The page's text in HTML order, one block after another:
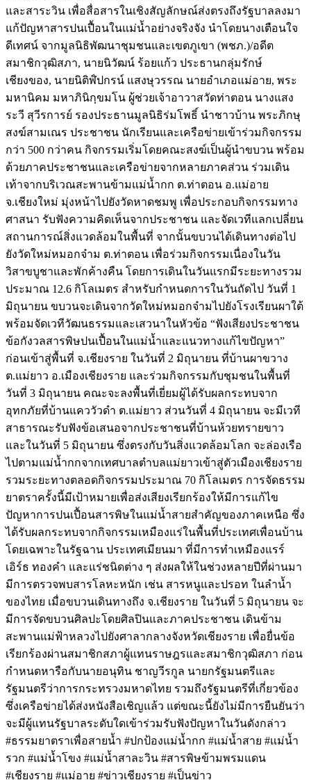
และสาระวิน เพื่อสื่อสารในเชิงสัญลักษณ์ส่งตรงถึงรัฐบาลลงมา
แก้ปัญหาสารปนเปื้อนในแม่น้ำอย่างจริงจัง นำโดยนางเตือนใจ
ดีเทศน์ จากมูลนิธิพัฒนาชุมชนและเขตภูเขา (พชภ.)/อดีต
สมาชิกวุฒิสภา, นายนิวัฒน์ ร้อยแก้ว ประธานกลุ่มรักษ์
เชียงของ, นายนิติฬ์ปกรน์ แสงษุวรรณ นายอำเภอแม่อาย, พระ
มหานิคม มหาภินิกฺขมโน ผู้ช่วยเจ้าอาวาสวัดท่าตอน นางแสง
ระวี สุวีรการย์ รองประธานมูลนิธิร่มโพธิ์ นำชาวบ้าน พระภิกษุ
สงฆ์สามเณร ประชาชน นักเรียนและเครือข่ายเข้าร่วมกิจกรรม
กว่า 500 กว่าคน กิจกรรมเริ่มโดยคณะสงฆ์เป็นผู้นำขบวน พร้อม
ด้วยภาคประชาชนและเครือข่ายจากหลายภาคส่วน ร่วมเดิน
เท้าจากบริเวณสะพานข้ามแม่น้ำกก ต.ท่าตอน อ.แม่อาย
จ.เชียงใหม่ มุ่งหน้าไปยังวัดหาดชมพู เพื่อประกอบกิจกรรมทาง
ศาสนา รับฟังความคิดเห็นจากประชาชน และจัดเวทีแลกเปลี่ยน
สถานการณ์สิ่งแวดล้อมในพื้นที่ จากนั้นขบวนได้เดินทางต่อไป
ยังวัดใหม่หมอกจ๋าม ต.ท่าตอน เพื่อร่วมกิจกรรมเนื่องในวัน
วิสาขบูชาและพักค้างคืน โดยการเดินในวันแรกมีระยะทางรวม
ประมาณ 12.6 กิโลเมตร สำหรับกำหนดการในวันถัดไป วันที่ 1
มิถุนายน ขบวนจะเดินจากวัดใหม่หมอกจ๋ามไปยังโรงเรียนผาใต้
พร้อมจัดเวทีวัฒนธรรมและเสวนาในหัวข้อ “ฟังเสียงประชาชน
ข้อกังวลสารพิษปนเปื้อนในแม่น้ำและแนวทางแก้ไขปัญหา”
ก่อนเข้าสู่พื้นที่ จ.เชียงราย ในวันที่ 2 มิถุนายน ที่บ้านผาขวาง
ต.แม่ยาว อ.เมืองเชียงราย และร่วมกิจกรรมกับชุมชนในพื้นที่
วันที่ 3 มิถุนายน คณะจะลงพื้นที่เยี่ยมผู้ได้รับผลกระทบจาก
อุทกภัยที่บ้านแคววัวดำ ต.แม่ยาว ส่วนวันที่ 4 มิถุนายน จะมีเวที
สาธารณะรับฟังข้อเสนอจากประชาชนที่บ้านห้วยทรายขาว
และในวันที่ 5 มิถุนายน ซึ่งตรงกับวันสิ่งแวดล้อมโลก จะล่องเรือ
ไปตามแม่น้ำกกจากเทศบาลตำบลแม่ยาวเข้าสู่ตัวเมืองเชียงราย
รวมระยะทางตลอดกิจกรรมประมาณ 70 กิโลเมตร การจัดธรรม
ยาตราครั้งนี้มีเป้าหมายเพื่อส่งเสียงเรียกร้องให้มีการแก้ไข
ปัญหาการปนเปื้อนสารพิษในแม่น้ำสายสำคัญของภาคเหนือ ซึ่ง
ได้รับผลกระทบจากกิจกรรมเหมืองแร่ในพื้นที่ประเทศเพื่อนบ้าน
โดยเฉพาะในรัฐฉาน ประเทศเมียนมา ที่มีการทำเหมืองแรร์
เอิร์ธ ทองคำ และแร่ชนิดต่าง ๆ ส่งผลให้ในช่วงหลายปีที่ผ่านมา
มีการตรวจพบสารโลหะหนัก เช่น สารหนูและปรอท ในลำน้ำ
ของไทย เมื่อขบวนเดินทางถึง จ.เชียงราย ในวันที่ 5 มิถุนายน จะ
มีการจัดขบวนศิลปะโดยศิลปินและภาคประชาชน เดินข้าม
สะพานแม่ฟ้าหลวงไปยังศาลากลางจังหวัดเชียงราย เพื่อยื่นข้อ
เรียกร้องผ่านสมาชิกสภาผู้แทนราษฎรและสมาชิกวุฒิสภา ก่อน
กำหนดหารือกับนายอนุทิน ชาญวีรกูล นายกรัฐมนตรีและ
รัฐมนตรีว่าการกระทรวงมหาดไทย รวมถึงรัฐมนตรีที่เกี่ยวข้อง
ซึ่งเครือข่ายได้ส่งหนังสือเชิญแล้ว แต่ขณะนี้ยังไม่มีการยืนยันว่า
จะมีผู้แทนรัฐบาลระดับใดเข้าร่วมรับฟังปัญหาในวันดังกล่าว
#ธรรมยาตราเพื่อสายน้ำ #ปกป้องแม่น้ำกก #แม่น้ำสาย #แม่น้ำ
รวก #แม่น้ำโขง #แม่น้ำสาละวิน #สารพิษข้ามพรมแดน
#เชียงราย #แม่อาย #ข่าวเชียงราย #เป็นข่าว